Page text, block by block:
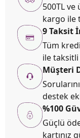
500TL ve
kargo ile
9 Taksit
Tüm
ile
Müşteri
destek
%100
Güçlü
kartınız